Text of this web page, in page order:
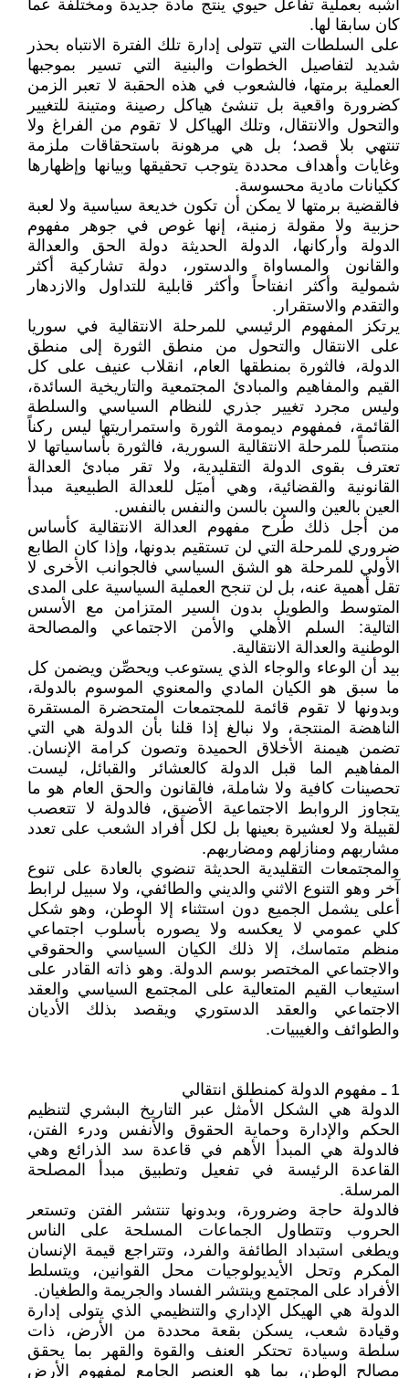
أشبه بعملية تفاعل حيوي ينتج مادة جديدة ومختلفة عما
كان سابقا لها.
على السلطات التي تتولى إدارة تلك الفترة الانتباه بحذر
شديد لتفاصيل الخطوات والبنية التي تسير بموجبها
العملية برمتها، فالشعوب في هذه الحقبة لا تعبر الزمن
كضرورة واقعية بل تنشئ هياكل رصينة ومتينة للتغيير
والتحول والانتقال، وتلك الهياكل لا تقوم من الفراغ ولا
تنتهي بلا قصد؛ بل هي مرهونة باستحقاقات ملزمة
وغايات وأهداف محددة يتوجب تحقيقها وبيانها وإظهارها
ككيانات مادية محسوسة.
فالقضية برمتها لا يمكن أن تكون خديعة سياسية ولا لعبة
حزبية ولا مقولة زمنية، إنها غوص في جوهر مفهوم
الدولة وأركانها، الدولة الحديثة دولة الحق والعدالة
والقانون والمساواة والدستور، دولة تشاركية أكثر
شمولية وأكثر انفتاحاً وأكثر قابلية للتداول والازدهار
والتقدم والاستقرار.
يرتكز المفهوم الرئيسي للمرحلة الانتقالية في سوريا
على الانتقال والتحول من منطق الثورة إلى منطق
الدولة، فالثورة بمنطقها العام، انقلاب عنيف على كل
القيم والمفاهيم والمبادئ المجتمعية والتاريخية السائدة،
وليس مجرد تغيير جذري للنظام السياسي والسلطة
القائمة، فمفهوم ديمومة الثورة واستمراريتها ليس ركناً
منتصباً للمرحلة الانتقالية السورية، فالثورة بأساسياتها لا
تعترف بقوى الدولة التقليدية، ولا تقر مبادئ العدالة
القانونية والقضائية، وهي أميَل للعدالة الطبيعية مبدأ
العين بالعين والسن بالسن والنفس بالنفس.
من أجل ذلك طُرح مفهوم العدالة الانتقالية كأساس
ضروري للمرحلة التي لن تستقيم بدونها، وإذا كان الطابع
الأولي للمرحلة هو الشق السياسي فالجوانب الأخرى لا
تقل أهمية عنه، بل لن تنجح العملية السياسية على المدى
المتوسط والطويل بدون السير المتزامن مع الأسس
التالية: السلم الأهلي والأمن الاجتماعي والمصالحة
الوطنية والعدالة الانتقالية.
بيد أن الوعاء والوجاء الذي يستوعب ويحصِّن ويضمن كل
ما سبق هو الكيان المادي والمعنوي الموسوم بالدولة،
وبدونها لا تقوم قائمة للمجتمعات المتحضرة المستقرة
الناهضة المنتجة، ولا نبالغ إذا قلنا بأن الدولة هي التي
تضمن هيمنة الأخلاق الحميدة وتصون كرامة الإنسان.
المفاهيم الما قبل الدولة كالعشائر والقبائل، ليست
تحصينات كافية ولا شاملة، فالقانون والحق العام هو ما
يتجاوز الروابط الاجتماعية الأضيق، فالدولة لا تتعصب
لقبيلة ولا لعشيرة بعينها بل لكل أفراد الشعب على تعدد
مشاربهم ومنازلهم ومضاربهم.
والمجتمعات التقليدية الحديثة تنضوي بالعادة على تنوع
آخر وهو التنوع الاثني والديني والطائفي، ولا سبيل لرابط
أعلى يشمل الجميع دون استثناء إلا الوطن، وهو شكل
كلي عمومي لا يعكسه ولا يصوره بأسلوب اجتماعي
منظم متماسك، إلا ذلك الكيان السياسي والحقوقي
والاجتماعي المختصر بوسم الدولة. وهو ذاته القادر على
استيعاب القيم المتعالية على المجتمع السياسي والعقد
الاجتماعي والعقد الدستوري ويقصد بذلك الأديان
والطوائف والغيبيات.
1 ـ مفهوم الدولة كمنطلق انتقالي
الدولة هي الشكل الأمثل عبر التاريخ البشري لتنظيم
الحكم والإدارة وحماية الحقوق والأنفس ودرء الفتن،
فالدولة هي المبدأ الأهم في قاعدة سد الذرائع وهي
القاعدة الرئيسة في تفعيل وتطبيق مبدأ المصلحة
المرسلة.
فالدولة حاجة وضرورة، وبدونها تنتشر الفتن وتستعر
الحروب وتتطاول الجماعات المسلحة على الناس
ويطغى استبداد الطائفة والفرد، وتتراجع قيمة الإنسان
المكرم وتحل الأيديولوجيات محل القوانين، ويتسلط
الأفراد على المجتمع وينتشر الفساد والجريمة والطغيان.
الدولة هي الهيكل الإداري والتنظيمي الذي يتولى إدارة
وقيادة شعب، يسكن بقعة محددة من الأرض، ذات
سلطة وسيادة تحتكر العنف والقوة والقهر بما يحقق
مصالح الوطن، بما هو العنصر الجامع لمفهوم الأرض